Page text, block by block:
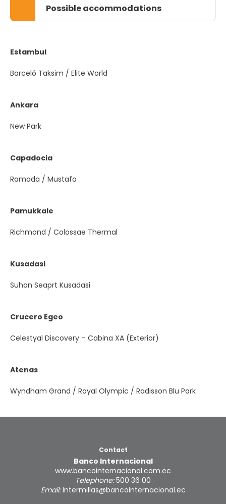
Possible accommodations
Estambul
Barceló Taksim / Elite World
Ankara
New Park
Capadocia
Ramada / Mustafa
Pamukkale
Richmond / Colossae Thermal
Kusadasi
Suhan Seaprt Kusadasi
Crucero Egeo
Celestyal Discovery – Cabina XA (Exterior)
Atenas
Wyndham Grand / Royal Olympic / Radisson Blu Park
Contact
Banco Internacional
www.bancointernacional.com.ec
Telephone:500 36 00
Email:Intermillas@bancointernacional.ec